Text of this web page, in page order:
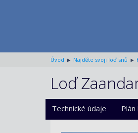
Úvod Najděte svoji loď snů
Loď
Technické údaje Plán